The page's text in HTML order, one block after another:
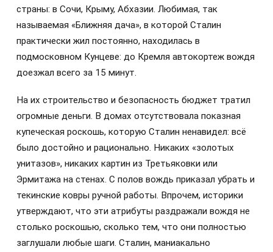
страны: в Сочи, Крыму, Абхазии. Любимая, так
называемая «Ближняя дача», в которой Сталин
практически жил постоянно, находилась в
подмосковном Кунцеве: до Кремля автокортеж вождя
доезжал всего за 15 минут.
На их строительство и безопасность бюджет тратил
огромные деньги. В домах отсутствовала показная
купеческая роскошь, которую Сталин ненавидел: всё
было достойно и рационально. Никаких «золотых
унитазов», никаких картин из Третьяковки или
Эрмитажа на стенах. С полов вождь приказал убрать и
текинские ковры ручной работы. Впрочем, историки
утверждают, что эти атрибуты раздражали вождя не
столько роскошью, сколько тем, что они полностью
заглушали любые шаги. Сталин, маниакально